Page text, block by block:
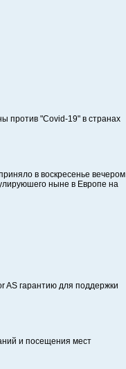
против "Covid-19" в странах
в воскресенье вечером
ныне в Европе на
AS гарантию для поддержки
и посещения мест